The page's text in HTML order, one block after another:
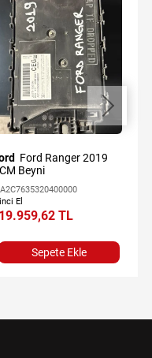
Beyni
A2C7635320400000
El
19.959,62 TL
Sepete Ekle